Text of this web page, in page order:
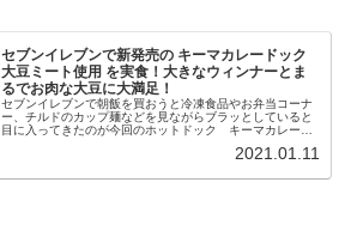
セブンイレブンで新発売の キーマカレードック
大豆ミート使用 を実食！大きなウィンナーとま
るでお肉な大豆に大満足！
セブンイレブンで朝飯を買おうと冷凍食品やお弁当コーナ
ー、チルドのカップ麺などを見ながらブラッとしていると
目に入ってきたのが今回のホットドック キーマカレード
2021.01.11